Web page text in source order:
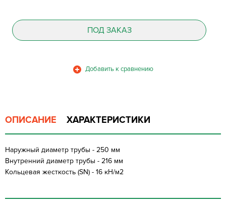
ПОД ЗАКАЗ
ОПИСАНИЕ ХАРАКТЕРИСТИКИ
Наружный диаметр трубы - 250 мм
Внутренний диаметр трубы - 216 мм
Кольцевая жесткость (SN) - 16 кН/м2